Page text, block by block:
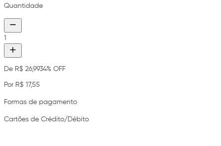
Quantidade
1
De R$ 26,9934% OFF
Por R$ 17,55
Formas de pagamento
Cartões de Crédito/Débito